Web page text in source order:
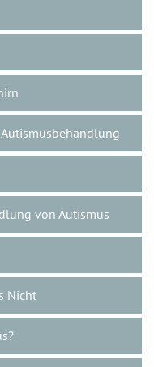
von Autismus
Nicht